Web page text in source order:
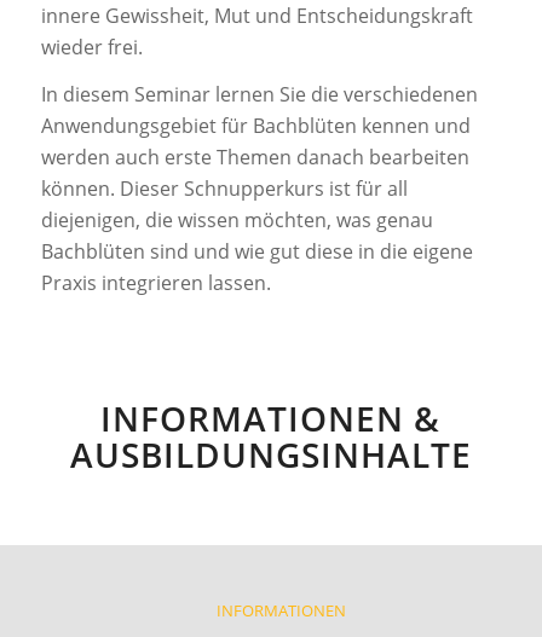
innere Gewissheit, Mut und Entscheidungskraft
wieder frei.
In diesem Seminar lernen Sie die verschiedenen
Anwendungsgebiet für Bachblüten kennen und
werden auch erste Themen danach bearbeiten
können. Dieser Schnupperkurs ist für all
diejenigen, die wissen möchten, was genau
Bachblüten sind und wie gut diese in die eigene
Praxis integrieren lassen.
INFORMATIONEN &
AUSBILDUNGSINHALTE
INFORMATIONEN